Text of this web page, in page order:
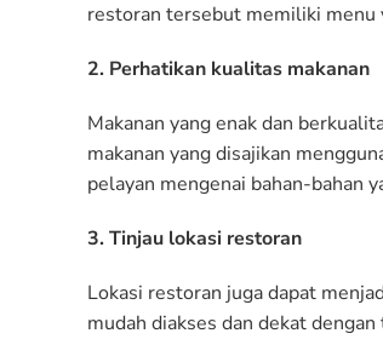
restoran tersebut memiliki menu
2. Perhatikan kualitas makanan
Makanan yang enak dan
makanan yang disajikan
pelayan mengenai bahan-bahan
3. Tinjau lokasi restoran
Lokasi restoran juga dapat
mudah diakses dan dekat